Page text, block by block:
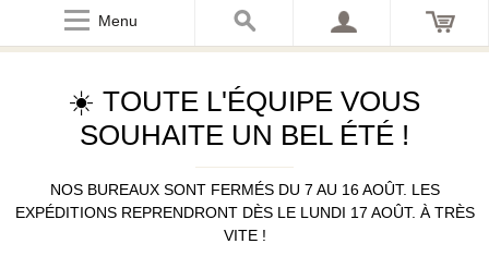
Menu
☀️ TOUTE L'ÉQUIPE VOUS
SOUHAITE UN BEL ÉTÉ !
NOS BUREAUX SONT FERMÉS DU 7 AU 16 AOÛT. LES
EXPÉDITIONS REPRENDRONT DÈS LE LUNDI 17 AOÛT. À TRÈS
VITE !